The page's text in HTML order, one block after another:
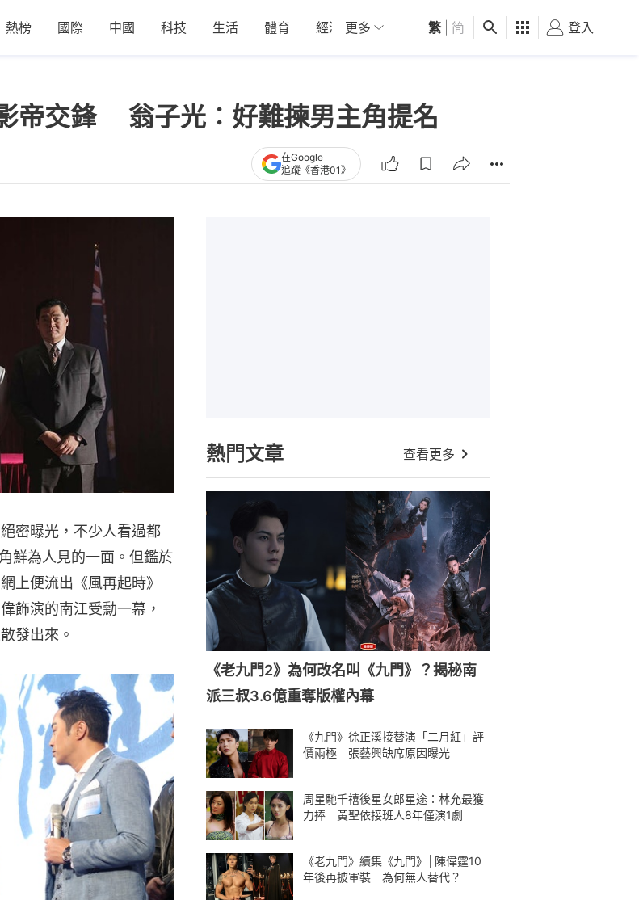
熱榜 國際 中國 科技 生活 體育 經濟 01深圳 觀點 健康 好食玩飛
更多 繁 简 登入
帝交鋒 翁子光︰好難揀男主角提名
在Google
追蹤《香港01》
密曝光，不少人看過都
鮮為人見的一面。但鑑於
上便流出《風再起時》
飾演的南江受勳一幕，
發出來。
熱門文章 查看更多
《老九門2》為何改名叫《九門》？揭秘南
派三叔3.6億重奪版權內幕
《九門》徐正溪接替演「二月紅」評
價兩極 張藝興缺席原因曝光
周星馳千禧後星女郎星途：林允最獲
力捧 黃聖依接班人8年僅演1劇
《老九門》續集《九門》│陳偉霆10
年後再披軍裝 為何無人替代？